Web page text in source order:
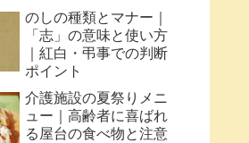
のしの種類とマナー｜
「志」の意味と使い方
｜紅白・弔事での判断
ポイント
介護施設の夏祭りメニ
ュー｜高齢者に喜ばれ
る屋台の食べ物と注意